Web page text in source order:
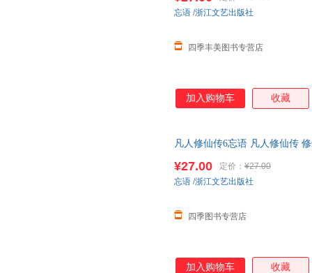
四季丰美图书专营店
忘语 /浙江文艺出版社
加入购物车 收藏
凡人修仙传6忘语 凡人修仙传
¥27.00 定价： ¥27.00
四季图书专营店
忘语 /浙江文艺出版社
加入购物车 收藏